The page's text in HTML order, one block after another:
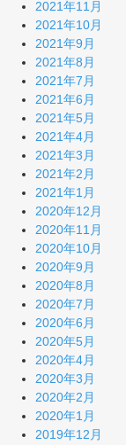
2021年11月
2021年10月
2021年9月
2021年8月
2021年7月
2021年6月
2021年5月
2021年4月
2021年3月
2021年2月
2021年1月
2020年12月
2020年11月
2020年10月
2020年9月
2020年8月
2020年7月
2020年6月
2020年5月
2020年4月
2020年3月
2020年2月
2020年1月
2019年12月